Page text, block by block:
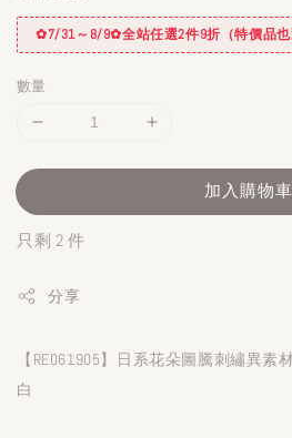
✿7/31～8/9✿全站任選2件9折（特價品也
數量
加入購物車
只剩 2 件
分享
【RE061905】日系花朵圖騰刺繡異
白